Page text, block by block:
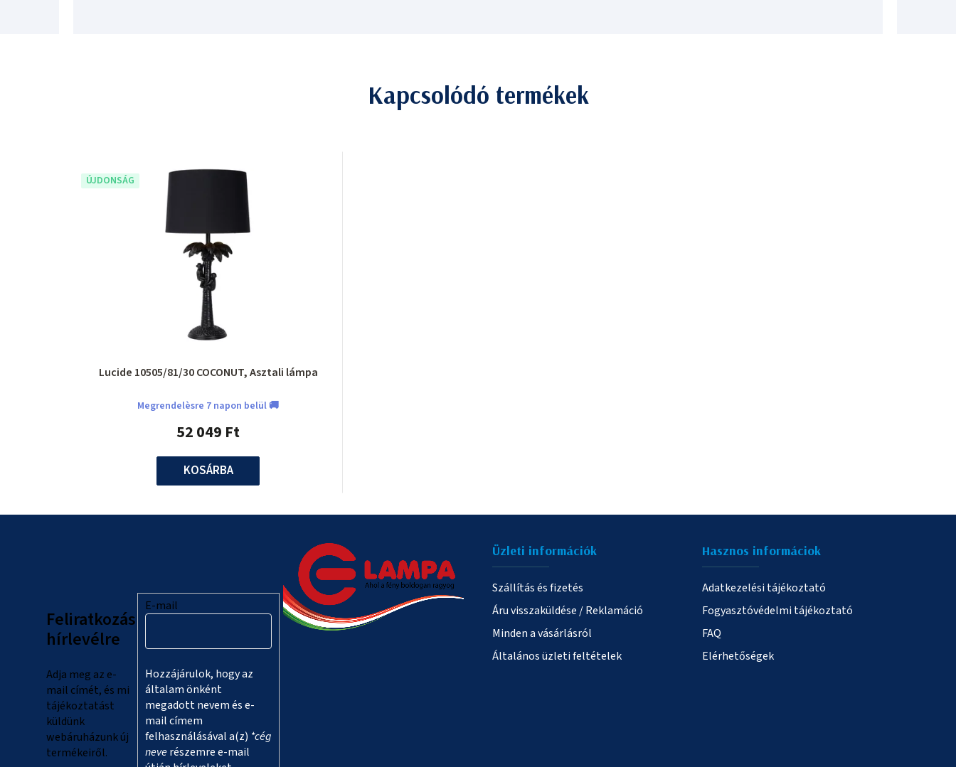
Kapcsolódó termékek
ÚJDONSÁG
Lucide 10505/81/30 COCONUT, Asztali lámpa
Megrendelèsre 7 napon belül 🚚
52 049 Ft
KOSÁRBA
Feliratkozás
hírlevélre
Adja meg az e-
mail címét, és mi
tájékoztatást
küldünk
webáruházunk új
termékeiről.
E-mail
Hozzájárulok, hogy az
általam önként
megadott nevem és e-
mail címem
felhasználásával a(z) *cég
neverészemre e-mail
Üzleti információk
Szállítás és fizetés
Áru visszaküldése / Reklamáció
Minden a vásárlásról
Általános üzleti feltételek
Hasznos informáciok
Adatkezelési tájékoztató
Fogyasztóvédelmi tájékoztató
FAQ
Elérhetőségek